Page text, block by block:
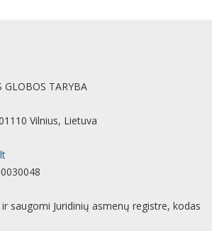
GLOBOS TARYBA
Vilnius, Lietuva
saugomi Juridinių asmenų registre, kodas